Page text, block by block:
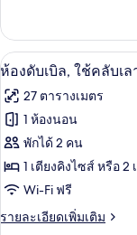
วิว
มหาสมุทร
บาง
ส่วน
(2
Adults
+
children)
เกี่ยว
กับ
ห้อง
มิ
ลี่,
ระเบียง,
เห็น
วิว
มหาสมุทร
บาง
ส่วน
เปิด
ภาพถ่าย
ทั้งหมด
ของ
ห้อง
ดับเบิล,
ใช้
4
ห้องดับเบิล, ใช้คลับเ
27 ตารางเมตร
1 ห้องนอน
พักได้ 2 คน
1 เตียงคิงไซส์ หรือ 2
Wi-Fi ฟรี
รายละเอียดเพิ่มเติม
ราย